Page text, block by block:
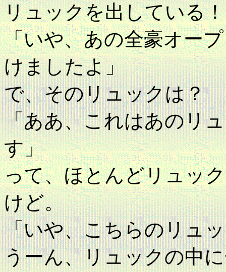
リュックを出している
「いや、あの全豪オー
けましたよ」
で、そのリュックは？
「ああ、これはあのリ
す」
って、ほとんどリュッ
けど。
「いや、こちらのリュ
うーん、リュックの中